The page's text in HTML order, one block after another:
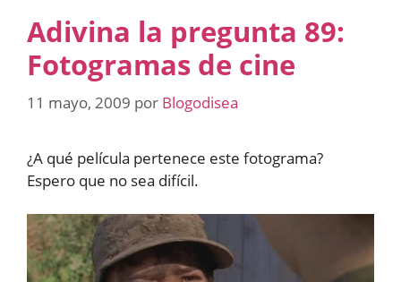
Adivina la pregunta 89:
Fotogramas de cine
11 mayo, 2009 por Blogodisea
¿A qué película pertenece este fotograma?
Espero que no sea difícil.